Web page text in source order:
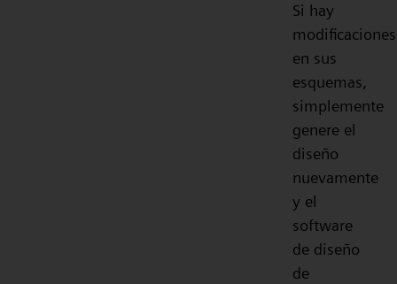
Si hay
modificaciones
en sus
esquemas,
simplemente
genere el
diseño
nuevamente
y el
software
de diseño
de